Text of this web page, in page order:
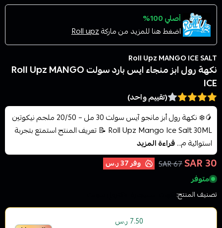
أصلي 100%
اضغط هنا للمزيد من ماركةRoll upz
Roll Upz MANGO ICE SALT
نكهة رول ابز منجاء ايس بارد سولت Roll Upz MANGO
ICE
(تقييم واحد)
🥭❄️ نكهة رول أبز مانجو آيس سولت 30 مل – 20/50 ملجم نيكوتين
Roll Upz Mango Ice Salt 30ML 📝 تعريف المنتج استمتع بتجربة
استوائية م...قراءة المزيد
30 SAR
67 SAR وفر37 ر.س
متوفر
تصنيف المنتج:
7.50 ر.س